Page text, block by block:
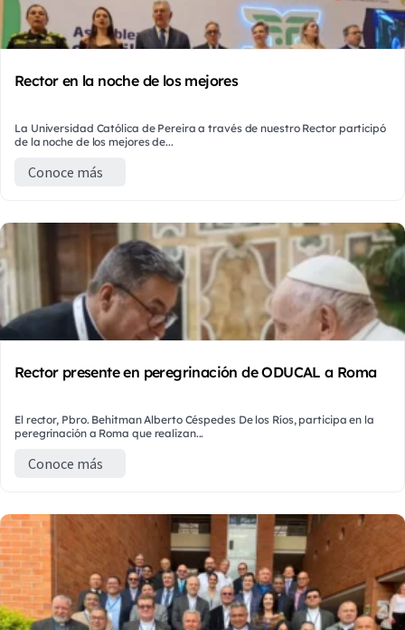
Rector en la noche de los mejores
La Universidad Católica de Pereira a través de nuestro Rector participó
de la noche de los mejores de...
Conoce más
Rector presente en peregrinación de ODUCAL a Roma
El rector, Pbro. Behitman Alberto Céspedes De los Ríos, participa en la
peregrinación a Roma que realizan...
Conoce más